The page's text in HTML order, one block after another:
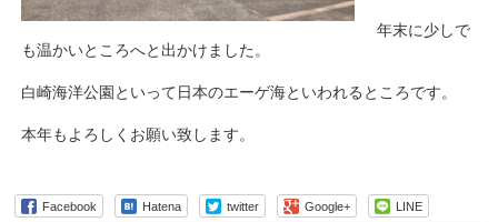
年末に少しで
も温かいところへと出かけました。
白崎海洋公園といって日本のエーゲ海といわれるところです。
本年もよろしくお願い致します。
Facebook Hatena twitter Google+ LINE